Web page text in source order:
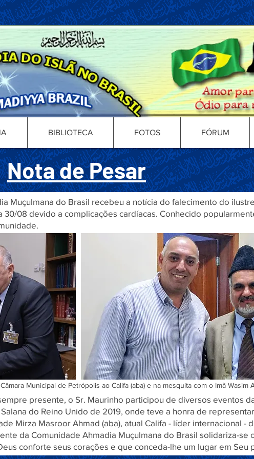
Título 6
BIBLIOTECA FOTOS FÓRUM
Nota de Pesar
Muçulmana do Brasil recebeu a notícia do falecimento do
08 devido a complicações cardíacas. Conhecido
Municipal de Petrópolis ao Califa (aba) e na mesquita com o Imã Wasim
presente, o Sr. Maurinho participou de diversos eventos
do Reino Unido de 2019, onde teve a honra de
Mirza Masroor Ahmad (aba), atual Califa - líder internacional -
da Comunidade Ahmadia Muçulmana do Brasil solidariza-se
conforte seus corações e que conceda-lhe um lugar em Seu